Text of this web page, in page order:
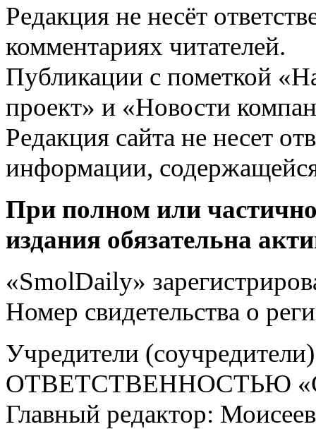
Редакция не несёт
комментариях читателей.
Публикации с пометкой
проект» и «Новости
Редакция сайта не несет
информации,
При полном или
издания обязательна
«SmolDaily»
Номер свидетельства о
Учредители
ОТВЕТСТВЕННОСТЬЮ
Главный редактор: